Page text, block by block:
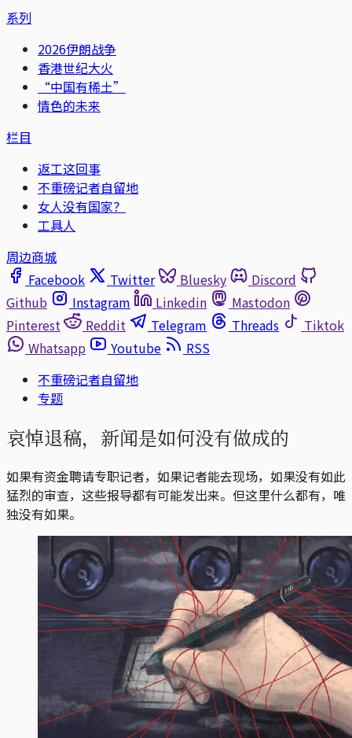
系列
2026伊朗战争
香港世纪大火
“中国有稀土”
情色的未来
栏目
返工这回事
不重磅记者自留地
女人没有国家？
工具人
周边商城
Facebook
Twitter Bluesky
Discord
Github
Instagram Linkedin
Mastodon
Pinterest
Reddit Telegram Threads
Tiktok
Whatsapp
Youtube
RSS
不重磅记者自留地
专题
哀悼退稿，新闻是如何没有做成的
如果有资金聘请专职记者，如果记者能去现场，如果没有如此
猛烈的审查，这些报导都有可能发出来。但这里什么都有，唯
独没有如果。